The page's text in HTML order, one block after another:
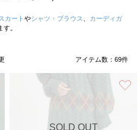
スカート やシャツ・ブラウス
カーディガ
。
アイテム数： 69件
お気に入り
SOLD OUT